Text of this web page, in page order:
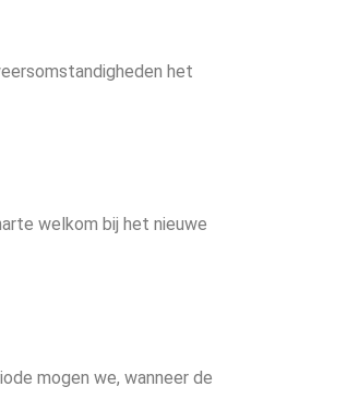
het
welkom bij het nieuwe
mogen we, wanneer de